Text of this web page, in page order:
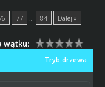
77 84 Dalej »
wątku:
Tryb drzewa